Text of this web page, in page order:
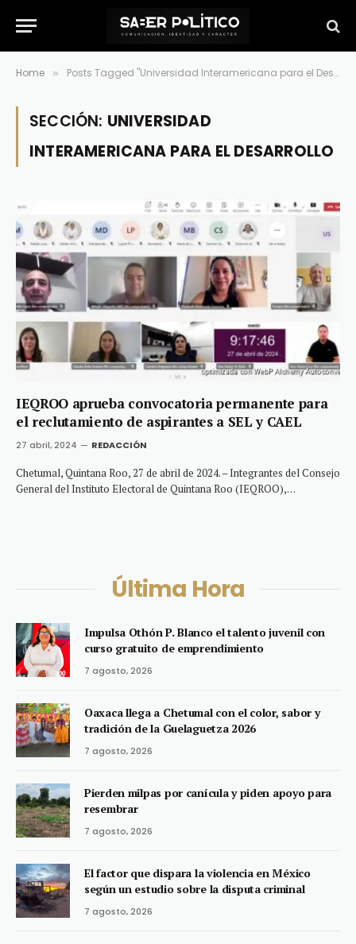
Home » Posts Tagged "Universidad Interamericana para el Desarrollo"
SECCIÓN: UNIVERSIDAD
INTERAMERICANA PARA EL DESARROLLO
IEQROO aprueba convocatoria permanente para
el reclutamiento de aspirantes a SEL y CAEL
27 abril, 2024 REDACCIÓN
Chetumal, Quintana Roo, 27 de abril de 2024. – Integrantes del Consejo
General del Instituto Electoral de Quintana Roo (IEQROO),…
Última Hora
Impulsa Othón P. Blanco el talento juvenil con
curso gratuito de emprendimiento
7 agosto, 2026
Oaxaca llega a Chetumal con el color, sabor y
tradición de la Guelaguetza 2026
7 agosto, 2026
Pierden milpas por canícula y piden apoyo para
resembrar
7 agosto, 2026
El factor que dispara la violencia en México
según un estudio sobre la disputa criminal
7 agosto, 2026